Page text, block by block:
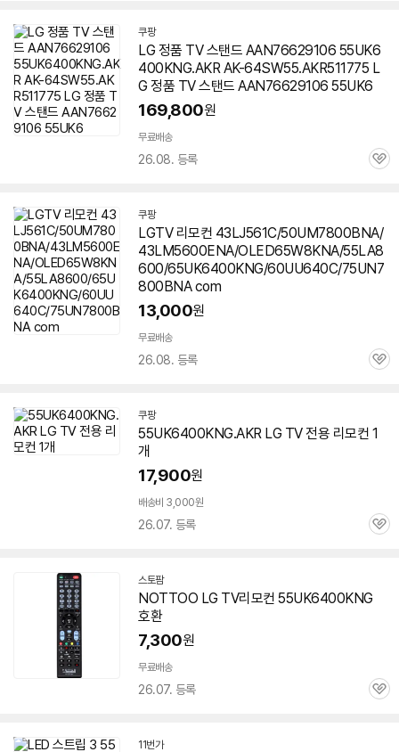
쿠팡
LG 정품 TV 스탠드 AAN76629106 55UK6
400KNG.AKR AK-64SW55.AKR511775 L
G 정품 TV 스탠드 AAN76629106 55UK6
169,800원
무료배송
26.08. 등록
관
쿠팡
LGTV 리모컨 43LJ561C/50UM7800BNA/
43LM5600ENA/OLED65W8KNA/55LA8
600/65UK6400KNG/60UU640C/75UN7
800BNA com
13,000원
무료배송
26.08. 등록
관
쿠팡
55UK6400KNG.AKR LG TV 전용 리모컨 1
개
17,900원
배송비 3,000원
26.07. 등록
관
스토팜네
버
이
NOTTOO LG TV리모컨 55UK6400KNG
호환
7,300원
무료배송
26.07. 등록
관
11번가